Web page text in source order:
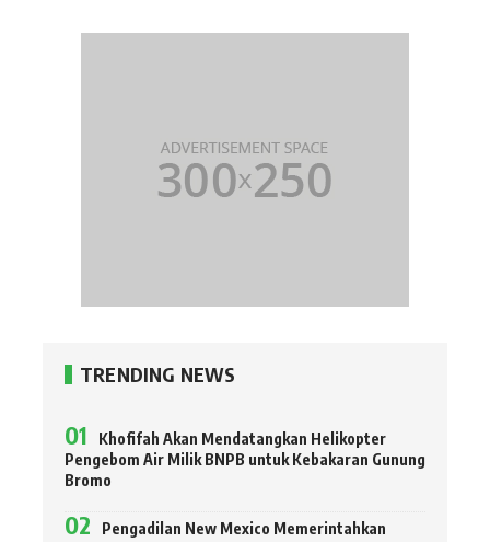
TRENDING NEWS
Khofifah Akan Mendatangkan Helikopter
Pengebom Air Milik BNPB untuk Kebakaran Gunung
Bromo
Pengadilan New Mexico Memerintahkan